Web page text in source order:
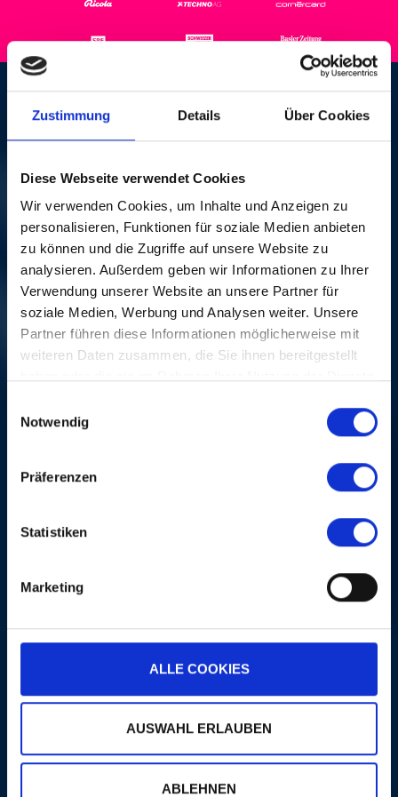
Zustimmung Details Über Cookies
Diese Webseite verwendet Cookies
Wir verwenden Cookies, um Inhalte und Anzeigen zu
personalisieren, Funktionen für soziale Medien anbieten
zu können und die Zugriffe auf unsere Website zu
analysieren. Außerdem geben wir Informationen zu Ihrer
Verwendung unserer Website an unsere Partner für
soziale Medien, Werbung und Analysen weiter. Unsere
Partner führen diese Informationen möglicherweise mit
weiteren Daten zusammen, die Sie ihnen bereitgestellt
Notwendig
Präferenzen
Statistiken
Marketing
ALLE COOKIES
AUSWAHL ERLAUBEN
ABLEHNEN
URS HUBSCHMID
ENSEMBLE
VEN, 14 OCT 1994, 12H00 |
MITARBEITER-LUNCHKONZERT
CIBA, BASEL
LA MÊME SOIRÉE
SOUND OF SWING
QUARTET